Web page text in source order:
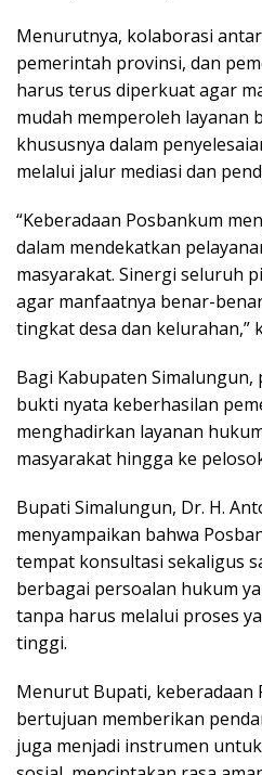
Menurutnya, kolaborasi
pemerintah provinsi, dan
harus terus diperkuat agar
mudah memperoleh layanan
khususnya dalam
melalui jalur mediasi dan
“Keberadaan Posbankum
dalam mendekatkan
masyarakat. Sinergi seluruh
agar manfaatnya benar-
tingkat desa dan kelurahan,”
Bagi Kabupaten
bukti nyata keberhasilan
menghadirkan layanan
masyarakat hingga ke
Bupati Simalungun, Dr. H.
menyampaikan bahwa
tempat konsultasi sekaligus
berbagai persoalan hukum
tanpa harus melalui proses
tinggi.
Menurut Bupati, keberadaan
bertujuan memberikan
juga menjadi instrumen